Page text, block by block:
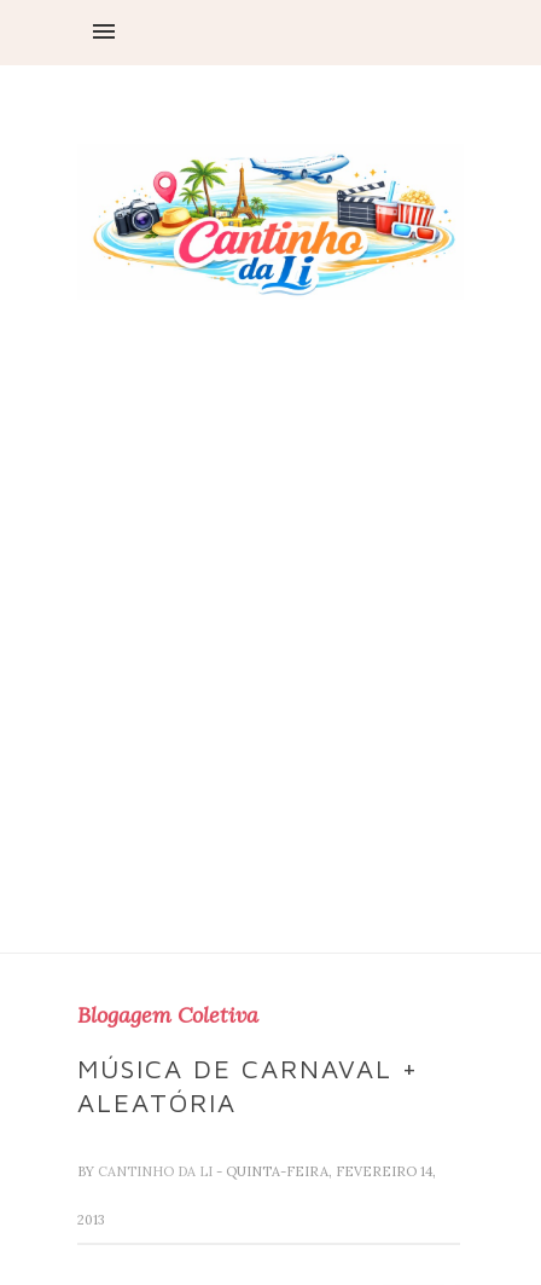
Blogagem Coletiva
MÚSICA DE CARNAVAL +
ALEATÓRIA
BY CANTINHO DA LI - QUINTA-FEIRA, FEVEREIRO 14,
2013